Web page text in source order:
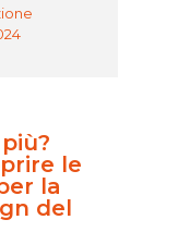
le
la
del